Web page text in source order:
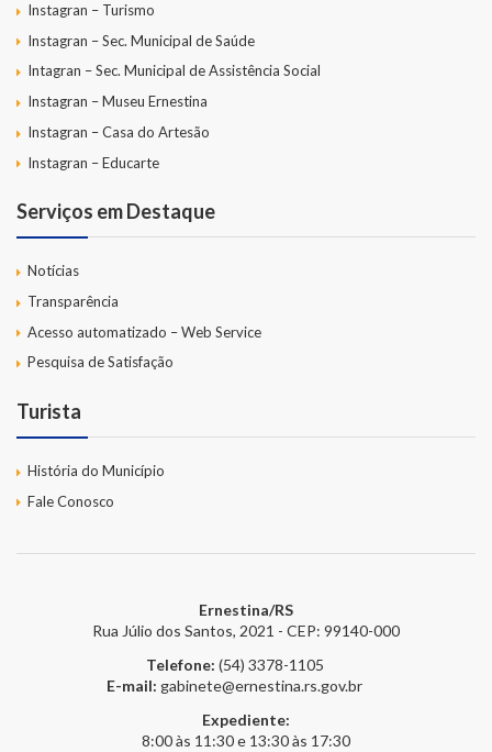
Instagran – Turismo
Instagran – Sec. Municipal de Saúde
Intagran – Sec. Municipal de Assistência Social
Instagran – Museu Ernestina
Instagran – Casa do Artesão
Instagran – Educarte
Serviços em Destaque
Notícias
Transparência
Acesso automatizado – Web Service
Pesquisa de Satisfação
Turista
História do Município
Fale Conosco
Ernestina/RS
Rua Júlio dos Santos, 2021 - CEP: 99140-000
Telefone: (54) 3378-1105
E-mail: gabinete@ernestina.rs.gov.br
Expediente:
8:00 às 11:30 e 13:30 às 17:30